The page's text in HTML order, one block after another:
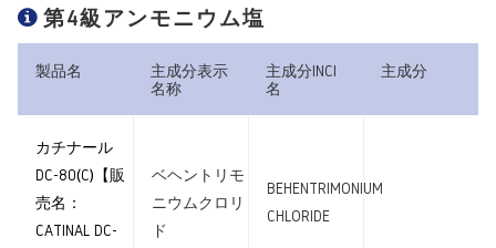
第4級アンモニウム塩
製品名
主成分表示
名称
主成分INCI
名
主成分
カチナール
DC-80(C)【販
売名：
CATINAL DC-
ベヘントリモ
ニウムクロリ
ド
BEHENTRIMONIUM
CHLORIDE